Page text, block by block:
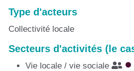
Type d'acteurs
Collectivité locale
Secteurs d'activités (le
Vie locale / vie sociale